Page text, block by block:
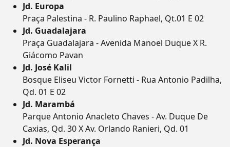
Jd. Europa
Praça Palestina - R. Paulino Raphael, Qt.01 E 02
Jd. Guadalajara
Praça Guadalajara - Avenida Manoel Duque X R.
Giácomo Pavan
Jd. José Kalil
Bosque Eliseu Victor Fornetti - Rua Antonio Padilha,
Qd. 01 E 02
Jd. Marambá
Parque Antonio Anacleto Chaves - Av. Duque De
Caxias, Qd. 30 X Av. Orlando Ranieri, Qd. 01
Jd. Nova Esperança